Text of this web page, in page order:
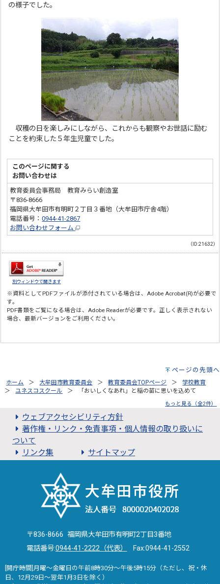
の様子でした。
収穫の日を楽しみにしながら、これからも観察やお世話に励む
ことを約束した５年生児童でした。
このページに関する
お問い合わせは
教育委員会事務局 教育みらい創造室
〒836-8666
福岡県大牟田市有明町２丁目３番地（大牟田市庁舎4階）
電話番号：0944-41-2867
お問い合わせフォーム
（ID:21632）
別ウィンドウで開きます
※資料としてPDFファイルが添付されている場合は、Adobe Acrobat(R)が必要で
す。
PDF書類をご覧になる場合は、Adobe Readerが必要です。正しく表示されない
場合、最新バージョンをご利用ください。
ページの先頭へ
ホーム 大牟田市教育委員会 教育委員会TOPページ
学校教育
ユネスコスクール
「おいしくなあれ」と稲の苗に思いを込めて
もっと見る（全2件）
ウェブアクセシビリティ方針
著作権・リンク・免責事項・個人情報の取り扱いに
ついて
リンク集
サイトマップ
〒836-8666 福岡県大牟田市有明町2丁目3番地
電話番号:0944-41-2222（代表） Fax:0944-41-2552
[開庁時間]月曜～金曜日の午前8時30分～午後5時15分（ただし、祝・休
日、12月29日～翌年1月3日を除く）